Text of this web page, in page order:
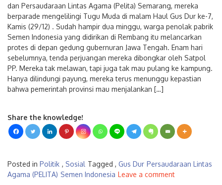
dan Persaudaraan Lintas Agama (Pelita) Semarang, mereka
berparade mengelilingi Tugu Muda di malam Haul Gus Dur ke-7,
Kamis (29/12) . Sudah hampir dua minggu, warga penolak pabrik
Semen Indonesia yang didirikan di Rembang itu melancarkan
protes di depan gedung gubernuran Jawa Tengah. Enam hari
sebelumnya, tenda perjuangan mereka dibongkar oleh Satpol
PP. Mereka tak melawan, tapi juga tak mau pulang ke kampung.
Hanya dilindungi payung, mereka terus menunggu kepastian
bahwa pemerintah provinsi mau menjalankan […]
Share the knowledge!
Posted in Politik , Sosial Tagged , Gus Dur Persaudaraan Lintas
Agama (PELITA) Semen Indonesia Leave a comment